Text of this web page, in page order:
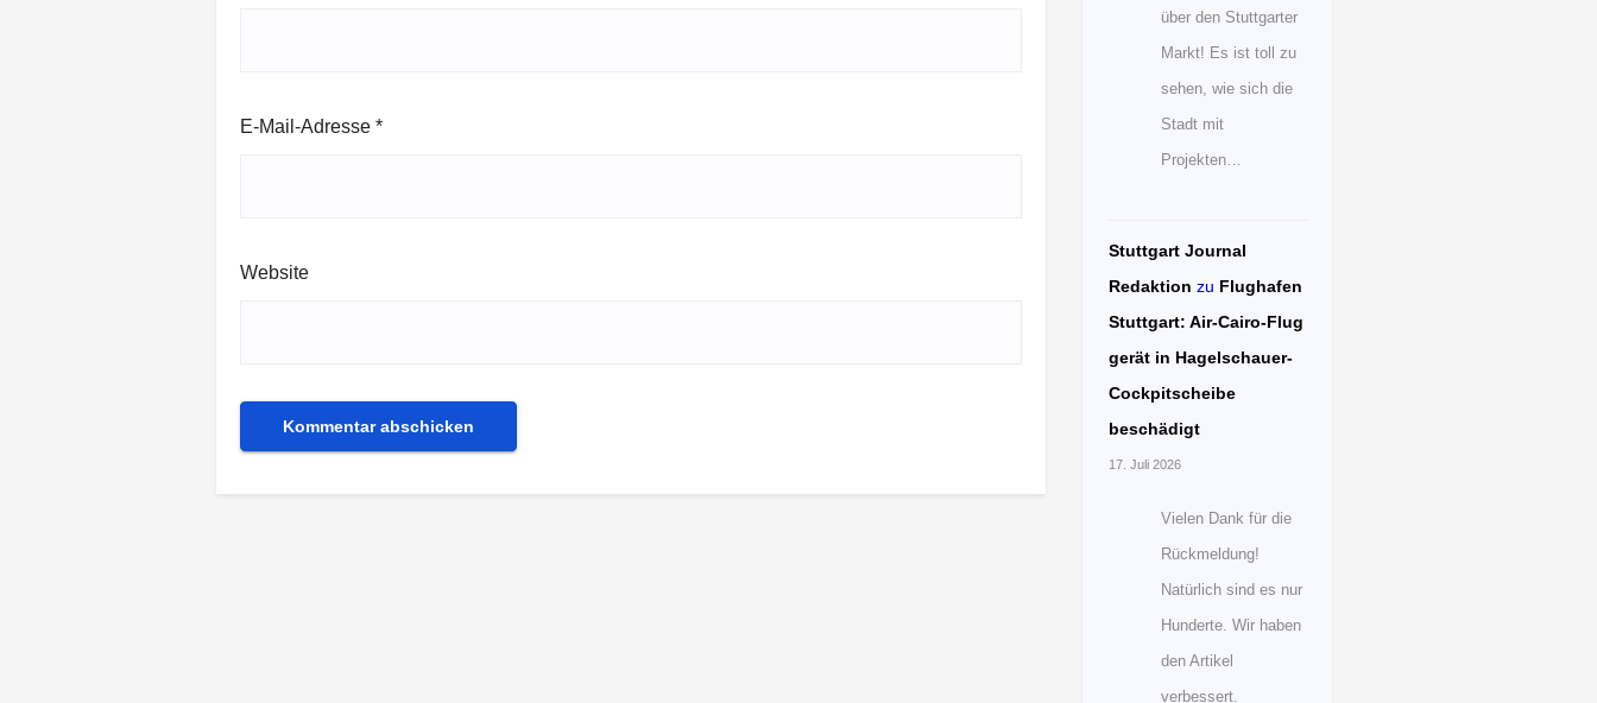
E-Mail-Adresse *
Website
über den Stuttgarter
Markt! Es ist toll zu
sehen, wie sich die
Stadt mit
Projekten…
Stuttgart Journal
Redaktion zu Flughafen
Stuttgart: Air-Cairo-Flug
gerät in Hagelschauer-
Cockpitscheibe
beschädigt
17. Juli 2026
Vielen Dank für die
Rückmeldung!
Natürlich sind es nur
Hunderte. Wir haben
den Artikel
verbessert.